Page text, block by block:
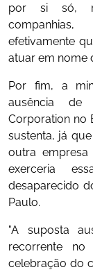
por si só,
efetivamente
atuar em nome
Por fim, a
ausência de
Corporation no
sustenta, já
outra
exerceria
desaparecido
Paulo.
"A suposta
recorrente
celebração do